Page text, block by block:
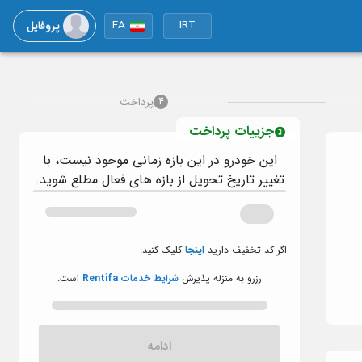
IRT
FA پروفایل
4 پرداخت
جزییات پرداخت
این خودرو در این بازه زمانی موجود نیست، با
تغییر تاریخ تحویل از بازه های فعال مطلع شوید.
اگر کد تخفیف دارید اینجاکلیک کنید.
رزرو به منزله پذیرش شرایط خدمات Rentifa است.
ادامه